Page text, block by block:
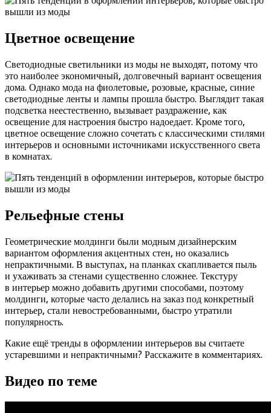
Цветное освещение
Светодиодные светильники из моды не выходят, потому что
это наиболее экономичный, долговечный вариант освещения
дома. Однако мода на фиолетовые, розовые, красные, синие
светодиодные ленты и лампы прошла быстро. Выглядит такая
подсветка неестественно, вызывает раздражение, как
освещение для настроения быстро надоедает. Кроме того,
цветное освещение сложно сочетать с классическими стилями
интерьеров и основными источниками искусственного света
в комнатах.
Рельефные стены
Геометрические молдинги были модным дизайнерским
вариантом оформления акцентных стен, но оказались
непрактичными. В выступах, на планках скапливается пыль
и ухаживать за стенами существенно сложнее. Текстуру
в интерьер можно добавить другими способами, поэтому
молдинги, которые часто делались на заказ под конкретный
интерьер, стали невостребованными, быстро утратили
популярность.
Какие ещё тренды в оформлении интерьеров вы считаете
устаревшими и непрактичными? Расскажите в комментариях.
Видео по теме